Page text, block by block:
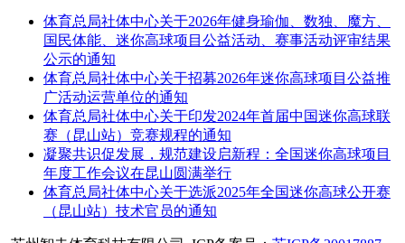
体育总局社体中心关于2026年健身瑜伽、数独、魔方、
国民体能、迷你高球项目公益活动、赛事活动评审结果
公示的通知
体育总局社体中心关于招募2026年迷你高球项目公益推
广活动运营单位的通知
体育总局社体中心关于印发2024年首届中国迷你高球联
赛（昆山站）竞赛规程的通知
凝聚共识促发展，规范建设启新程：全国迷你高球项目
年度工作会议在昆山圆满举行
体育总局社体中心关于选派2025年全国迷你高球公开赛
（昆山站）技术官员的通知